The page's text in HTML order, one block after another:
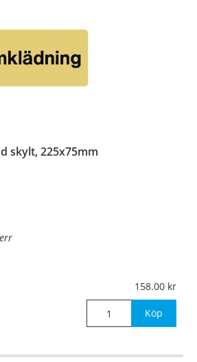
skylt, 225x75mm
aluminium, 1mm (plan)
158.00
Köp